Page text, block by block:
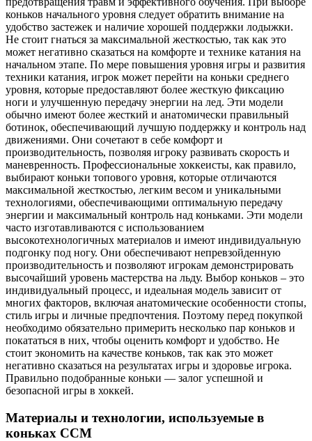
коньков начального уровня следует обратить внимание на
удобство застежек и наличие хорошей поддержки лодыжки.
Не стоит гнаться за максимальной жесткостью, так как это
может негативно сказаться на комфорте и технике катания на
начальном этапе. По мере повышения уровня игры и развития
техники катания, игрок может перейти на коньки среднего
уровня, которые предоставляют более жесткую фиксацию
ноги и улучшенную передачу энергии на лед. Эти модели
обычно имеют более жесткий и анатомически правильный
ботинок, обеспечивающий лучшую поддержку и контроль над
движениями. Они сочетают в себе комфорт и
производительность, позволяя игроку развивать скорость и
маневренность. Профессиональные хоккеисты, как правило,
выбирают коньки топового уровня, которые отличаются
максимальной жесткостью, легким весом и уникальными
технологиями, обеспечивающими оптимальную передачу
энергии и максимальный контроль над коньками. Эти модели
часто изготавливаются с использованием
высокотехнологичных материалов и имеют индивидуальную
подгонку под ногу. Они обеспечивают непревзойденную
производительность и позволяют игрокам демонстрировать
высочайший уровень мастерства на льду. Выбор коньков – это
индивидуальный процесс, и идеальная модель зависит от
многих факторов, включая анатомические особенности стопы,
стиль игры и личные предпочтения. Поэтому перед покупкой
необходимо обязательно примерить несколько пар коньков и
покататься в них, чтобы оценить комфорт и удобство. Не
стоит экономить на качестве коньков, так как это может
негативно сказаться на результатах игры и здоровье игрока.
Правильно подобранные коньки — залог успешной и
безопасной игры в хоккей.
Материалы и технологии, используемые в
коньках CCM